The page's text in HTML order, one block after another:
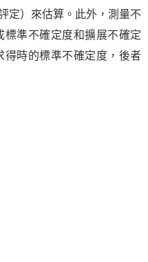
定）來估算。此外，測量不
準不確定度和擴展不確定
得時的標準不確定度，後者